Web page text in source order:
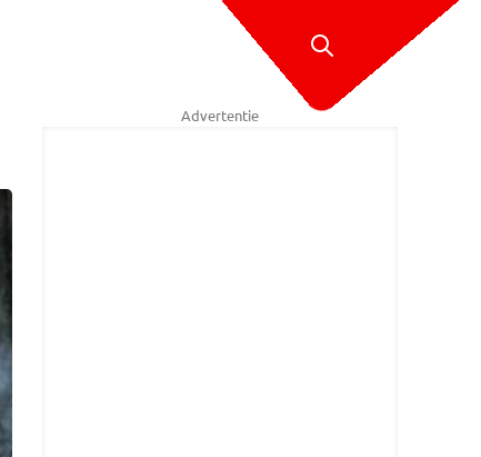
Advertentie